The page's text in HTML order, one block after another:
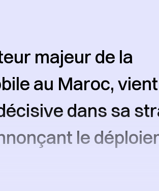
majeur de la
au Maroc,
dans sa
le